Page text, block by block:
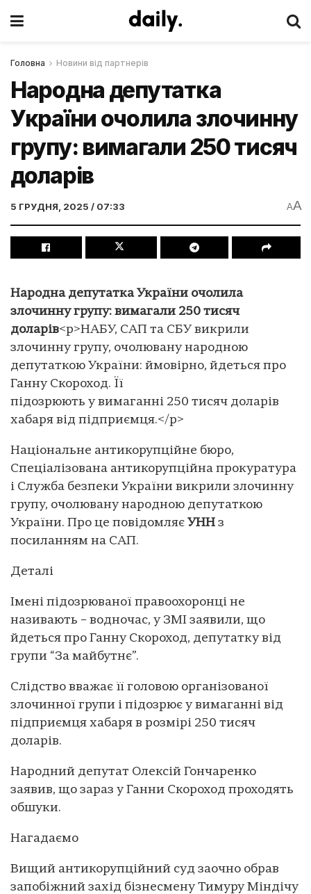
Головна Новини від партнерів
Народна депутатка
України очолила злочинну
групу: вимагали 250 тисяч
доларів
5 ГРУДНЯ, 2025 / 07:33 AA
Народна депутатка України очолила
злочинну групу: вимагали 250 тисяч
доларів<p>НАБУ, САП та СБУ викрили
злочинну групу, очолювану народною
депутаткою України: ймовірно, йдеться про
Ганну Скороход. Її
підозрюють у вимаганні 250 тисяч доларів
хабаря від підприємця.</p>
Національне антикорупційне бюро,
Спеціалізована антикорупційна прокуратура
і Служба безпеки України викрили злочинну
групу, очолювану народною депутаткою
України. Про це повідомляє УНН з
посиланням на САП.
Деталі
Імені підозрюваної правоохоронці не
називають – водночас, у ЗМІ заявили, що
йдеться про Ганну Скороход, депутатку від
групи “За майбутнє”.
Слідство вважає її головою організованої
злочинної групи і підозрює у вимаганні від
підприємця хабаря в розмірі 250 тисяч
доларів.
Народний депутат Олексій Гончаренко
заявив, що зараз у Ганни Скороход проходять
обшуки.
Нагадаємо
Вищий антикорупційний суд заочно обрав
запобіжний захід бізнесмену Тимуру Міндічу